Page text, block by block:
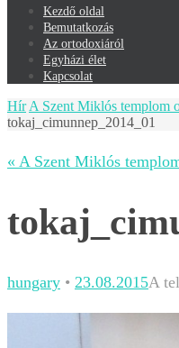
Kezdő oldal
Bemutatkozás
Az ortodoxiáról
Egyházi élet
Kapcsolat
Hír A Szent Miklós templom
tokaj_cimunnep_2014_01
« A Szent Miklós
hungary • 23.08.2015A